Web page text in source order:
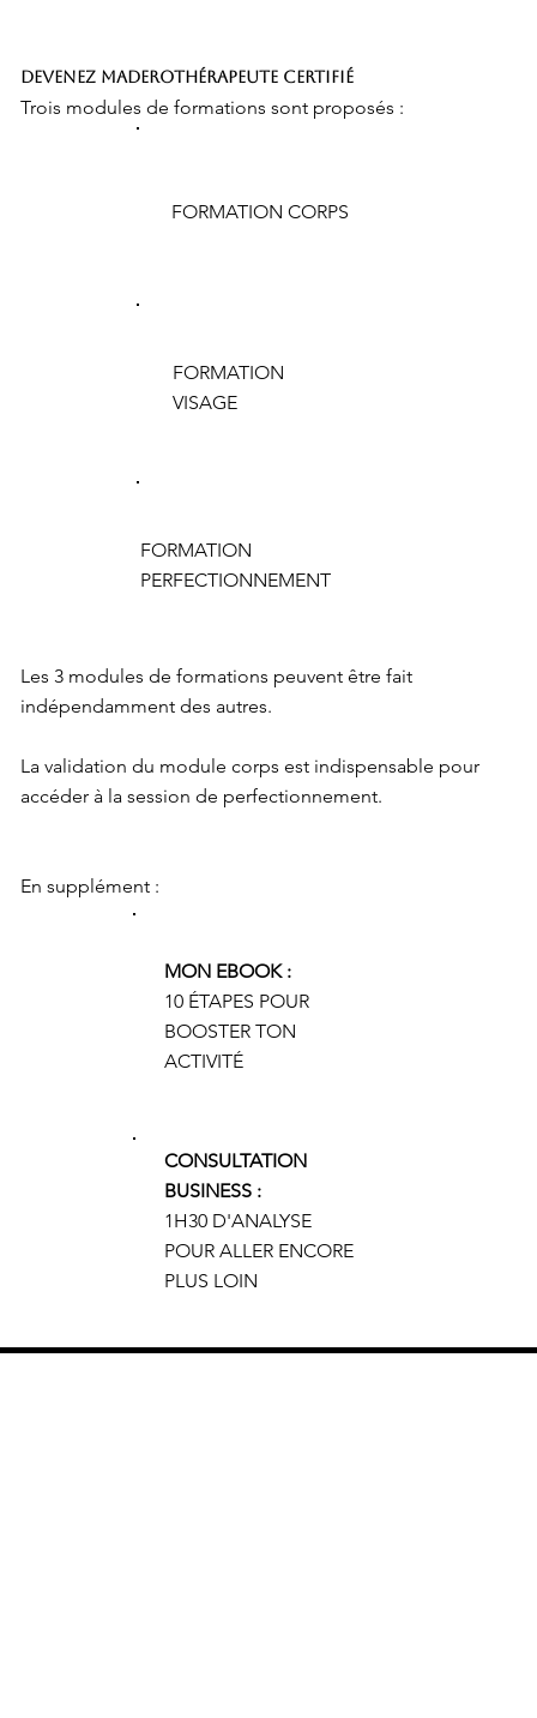
DEVENEZ MADEROTHÉRAPEUTE CERTIFIÉ
Trois modules de formations sont proposés :
FORMATION CORPS
FORMATION
VISAGE
FORMATION
PERFECTIONNEMENT
Les 3 modules de formations peuvent être fait
indépendamment des autres.
La validation du module corps est indispensable pour
accéder à la session de perfectionnement.
En supplément :
MON EBOOK :
10 ÉTAPES POUR
BOOSTER TON
ACTIVITÉ
CONSULTATION
BUSINESS :
1H30 D'ANALYSE
POUR ALLER ENCORE
PLUS LOIN